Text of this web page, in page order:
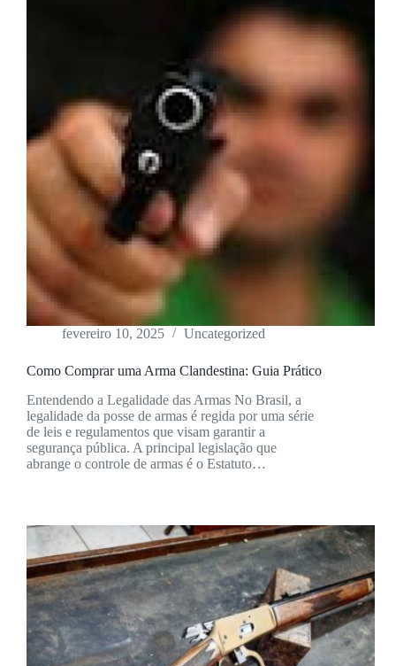
fevereiro 10, 2025 Uncategorized
Como Comprar uma Arma Clandestina: Guia Prático
Entendendo a Legalidade das Armas No Brasil, a
legalidade da posse de armas é regida por uma série
de leis e regulamentos que visam garantir a
segurança pública. A principal legislação que
abrange o controle de armas é o Estatuto…